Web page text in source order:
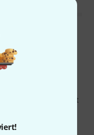
spezifisch und hängt
zusammen.
für diese Saiten
Verbindung mit